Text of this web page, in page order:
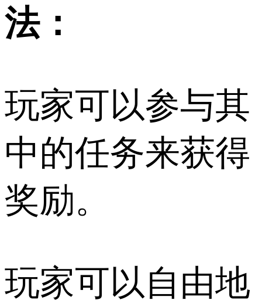
法：
玩家可以参与其
中的任务来获得
奖励。
玩家可以自由地